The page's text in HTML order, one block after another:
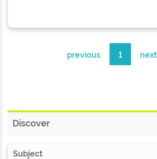
previous 1 next
Discover
Subject